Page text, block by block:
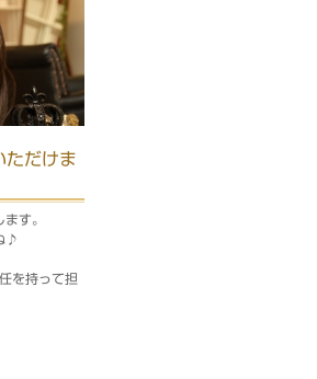
だけま
す。
♪
を持って担